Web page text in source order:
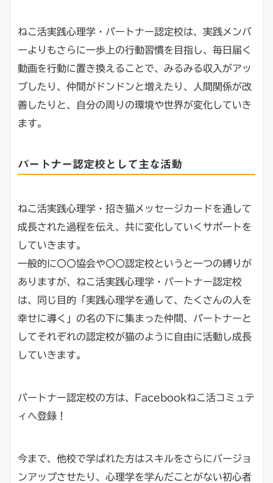
ねこ活実践心理学・パートナー認定校は、実践メンバ
ーよりもさらに一歩上の行動習慣を目指し、毎日届く
動画を行動に置き換えることで、みるみる収入がアッ
プしたり、仲間がドンドンと増えたり、人間関係が改
善したりと、自分の周りの環境や世界が変化していき
ます。
パートナー認定校として主な活動
ねこ活実践心理学・招き猫メッセージカードを通して
成長された過程を伝え、共に変化していくサポートを
していきます。
一般的に〇〇協会や〇〇認定校というと一つの縛りが
ありますが、ねこ活実践心理学・パートナー認定校
は、同じ目的「実践心理学を通して、たくさんの人を
幸せに導く」の名の下に集まった仲間、パートナーと
してそれぞれの認定校が猫のように自由に活動し成長
していきます。
パートナー認定校の方は、Facebookねこ活コミュテ
ィへ登録！
今まで、他校で学ばれた方はスキルをさらにバージョ
ンアップさせたり、心理学を学んだことがない初心者